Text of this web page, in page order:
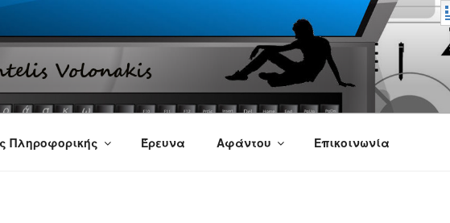
Πληροφορικής Έρευνα Αφάντου Επικοινωνία